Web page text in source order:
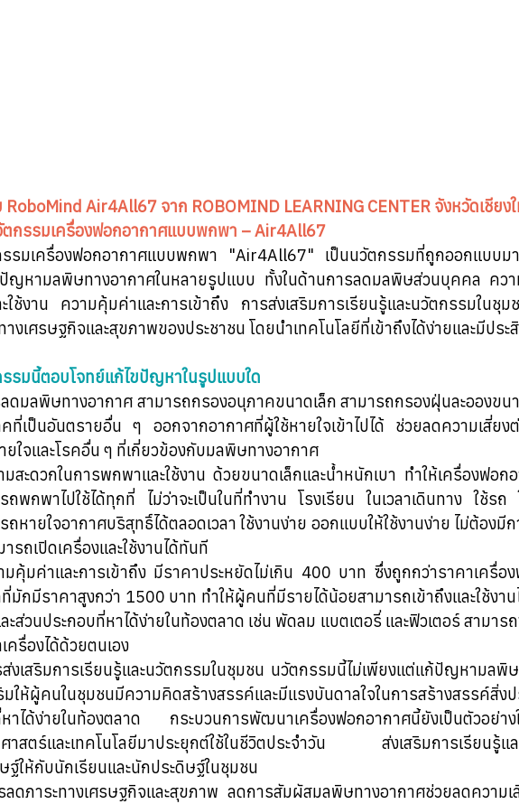
RoboMind Air4All67 จาก ROBOMIND LEARNING CENTER จังหวัดเชียง
กรรมเครื่องฟอกอากาศแบบพกพา – Air4All67
รมเครื่องฟอกอากาศแบบพกพา "Air4All67" เป็นนวัตกรรมที่ถูกออกแบบมา
ญหามลพิษทางอากาศในหลายรูปแบบ ทั้งในด้านการลดมลพิษส่วนบุคคล ควา
ใช้งาน ความคุ้มค่าและการเข้าถึง การส่งเสริมการเรียนรู้และนวัตกรรมในชุ
างเศรษฐกิจและสุขภาพของประชาชน โดยนำเทคโนโลยีที่เข้าถึงได้ง่ายและมีปร
รมนี้ตอบโจทย์แก้ไขปัญหาในรูปแบบใด
ลดมลพิษทางอากาศ สามารถกรองอนุภาคขนาดเล็ก สามารถกรองฝุ่นละอองขน
ที่เป็นอันตรายอื่น ๆ ออกจากอากาศที่ผู้ใช้หายใจเข้าไปได้ ช่วยลดความเสี่ยง
ยใจและโรคอื่น ๆ ที่เกี่ยวข้องกับมลพิษทางอากาศ
มสะดวกในการพกพาและใช้งาน ด้วยขนาดเล็กและน้ำหนักเบา ทำให้เครื่องฟอ
ถพกพาไปใช้ได้ทุกที่ ไม่ว่าจะเป็นในที่ทำงาน โรงเรียน ในเวลาเดินทาง ใช้ร
ถหายใจอากาศบริสุทธิ์ได้ตลอดเวลา ใช้งานง่าย ออกแบบให้ใช้งานง่าย ไม่ต้อง
ารถเปิดเครื่องและใช้งานได้ทันที
มคุ้มค่าและการเข้าถึง มีราคาประหยัดไม่เกิน 400 บาท ซึ่งถูกกว่าราคาเครื่อ
มักมีราคาสูงกว่า 1500 บาท ทำให้ผู้คนที่มีรายได้น้อยสามารถเข้าถึงและใช้งาน
ะส่วนประกอบที่หาได้ง่ายในท้องตลาด เช่น พัดลม แบตเตอรี่ และฟิวเตอร์ สามาร
ครื่องได้ด้วยตนเอง
ส่งเสริมการเรียนรู้และนวัตกรรมในชุมชน นวัตกรรมนี้ไม่เพียงแต่แก้ปัญหามลพิ
มให้ผู้คนในชุมชนมีความคิดสร้างสรรค์และมีแรงบันดาลใจในการสร้างสรรค์สิ่ง
าได้ง่ายในท้องตลาด กระบวนการพัฒนาเครื่องฟอกอากาศนี้ยังเป็นตัวอย่าง
าสตร์และเทคโนโลยีมาประยุกต์ใช้ในชีวิตประจำวัน ส่งเสริมการเรียนรู้แ
ฐ์ให้กับนักเรียนและนักประดิษฐ์ในชุมชน
ลดภาระทางเศรษฐกิจและสุขภาพ ลดการสัมผัสมลพิษทางอากาศช่วยลดความเ